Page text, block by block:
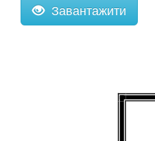
Завантажити